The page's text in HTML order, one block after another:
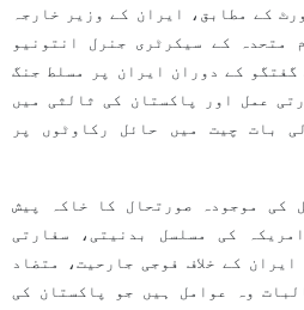
کے مطابق، ایران کے وزیر خارجہ
متحدہ کے سیکرٹری جنرل انتونیو
کے دوران ایران پر مسلط جنگ
عمل اور پاکستان کی ثالثی میں
بات چیت میں حائل رکاوٹوں پر
کی موجودہ صورتحال کا خاکہ پیش
کی مسلسل بدنیتی، سفارتی
کے خلاف فوجی جارحیت، متضاد
وہ عوامل ہیں جو پاکستان کی